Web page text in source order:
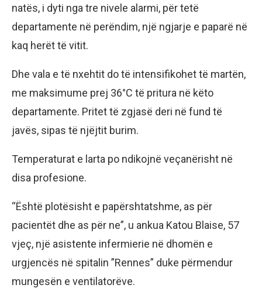
natës, i dyti nga tre nivele alarmi, për tetë
departamente në perëndim, një ngjarje e paparë në
kaq herët të vitit.
Dhe vala e të nxehtit do të intensifikohet të martën,
me maksimume prej 36°C të pritura në këto
departamente. Pritet të zgjasë deri në fund të
javës, sipas të njëjtit burim.
Temperaturat e larta po ndikojnë veçanërisht në
disa profesione.
“Është plotësisht e papërshtatshme, as për
pacientët dhe as për ne”, u ankua Katou Blaise, 57
vjeç, një asistente infermierie në dhomën e
urgjencës në spitalin ”Rennes” duke përmendur
mungesën e ventilatorëve.